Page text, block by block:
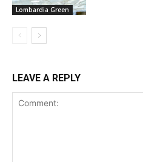
Lombardia Green
LEAVE A REPLY